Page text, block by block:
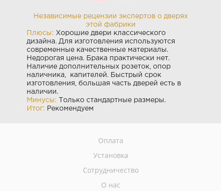
Независимые рецензии экспертов о дверях
этой фабрики
Плюсы: Хорошие двери классического
дизайна. Для изготовления используются
современные качественные материалы.
Недорогая цена. Брака практически нет.
Наличие дополнительных розеток, опор
наличника, капителей. Быстрый срок
изготовления, большая часть дверей есть в
наличии.
Минусы: Только стандартные размеры.
Итог: Рекомендуем
Оплата
Установка
Сотрудничество
О нас